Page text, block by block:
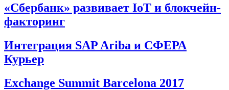
«Сбербанк» развивает IoT и блокчейн-
факторинг
Интеграция SAP Ariba и СФЕРА
Курьер
Exchange Summit Barcelona 2017